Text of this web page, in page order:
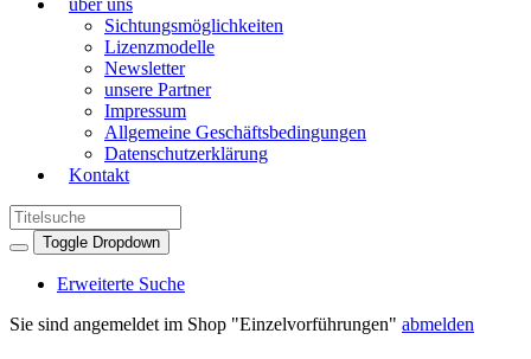
über uns
Sichtungsmöglichkeiten
Lizenzmodelle
Newsletter
unsere Partner
Impressum
Allgemeine Geschäftsbedingungen
Datenschutzerklärung
Kontakt
Toggle Dropdown
Erweiterte Suche
Sie sind angemeldet im Shop "Einzelvorführungen" abmelden